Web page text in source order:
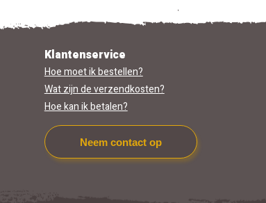
Klantenservice
Hoe moet ik bestellen?
Wat zijn de verzendkosten?
Hoe kan ik betalen?
Neem contact op